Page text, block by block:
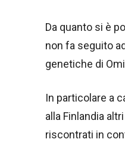
Da quanto si è
non fa seguito
genetiche di
In particolare a
alla Finlandia
riscontrati in